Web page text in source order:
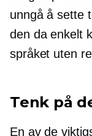
unngå å sette
den da enkelt
språket uten
Tenk på
En av de